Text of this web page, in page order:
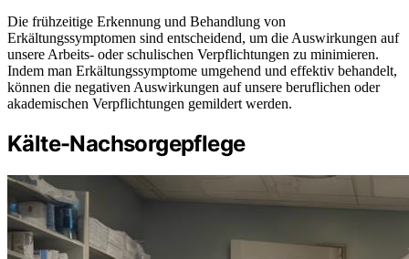
Die frühzeitige Erkennung und Behandlung von
Erkältungssymptomen sind entscheidend, um die Auswirkungen auf
unsere Arbeits- oder schulischen Verpflichtungen zu minimieren.
Indem man Erkältungssymptome umgehend und effektiv behandelt,
können die negativen Auswirkungen auf unsere beruflichen oder
akademischen Verpflichtungen gemildert werden.
Kälte-Nachsorgepflege